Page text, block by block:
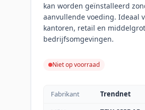
kan worden geïnstalleerd
aanvullende voeding. Ideaal
kantoren, retail en
bedrijfsomgevingen.
Niet op voorraad
Fabrikant
Trendnet